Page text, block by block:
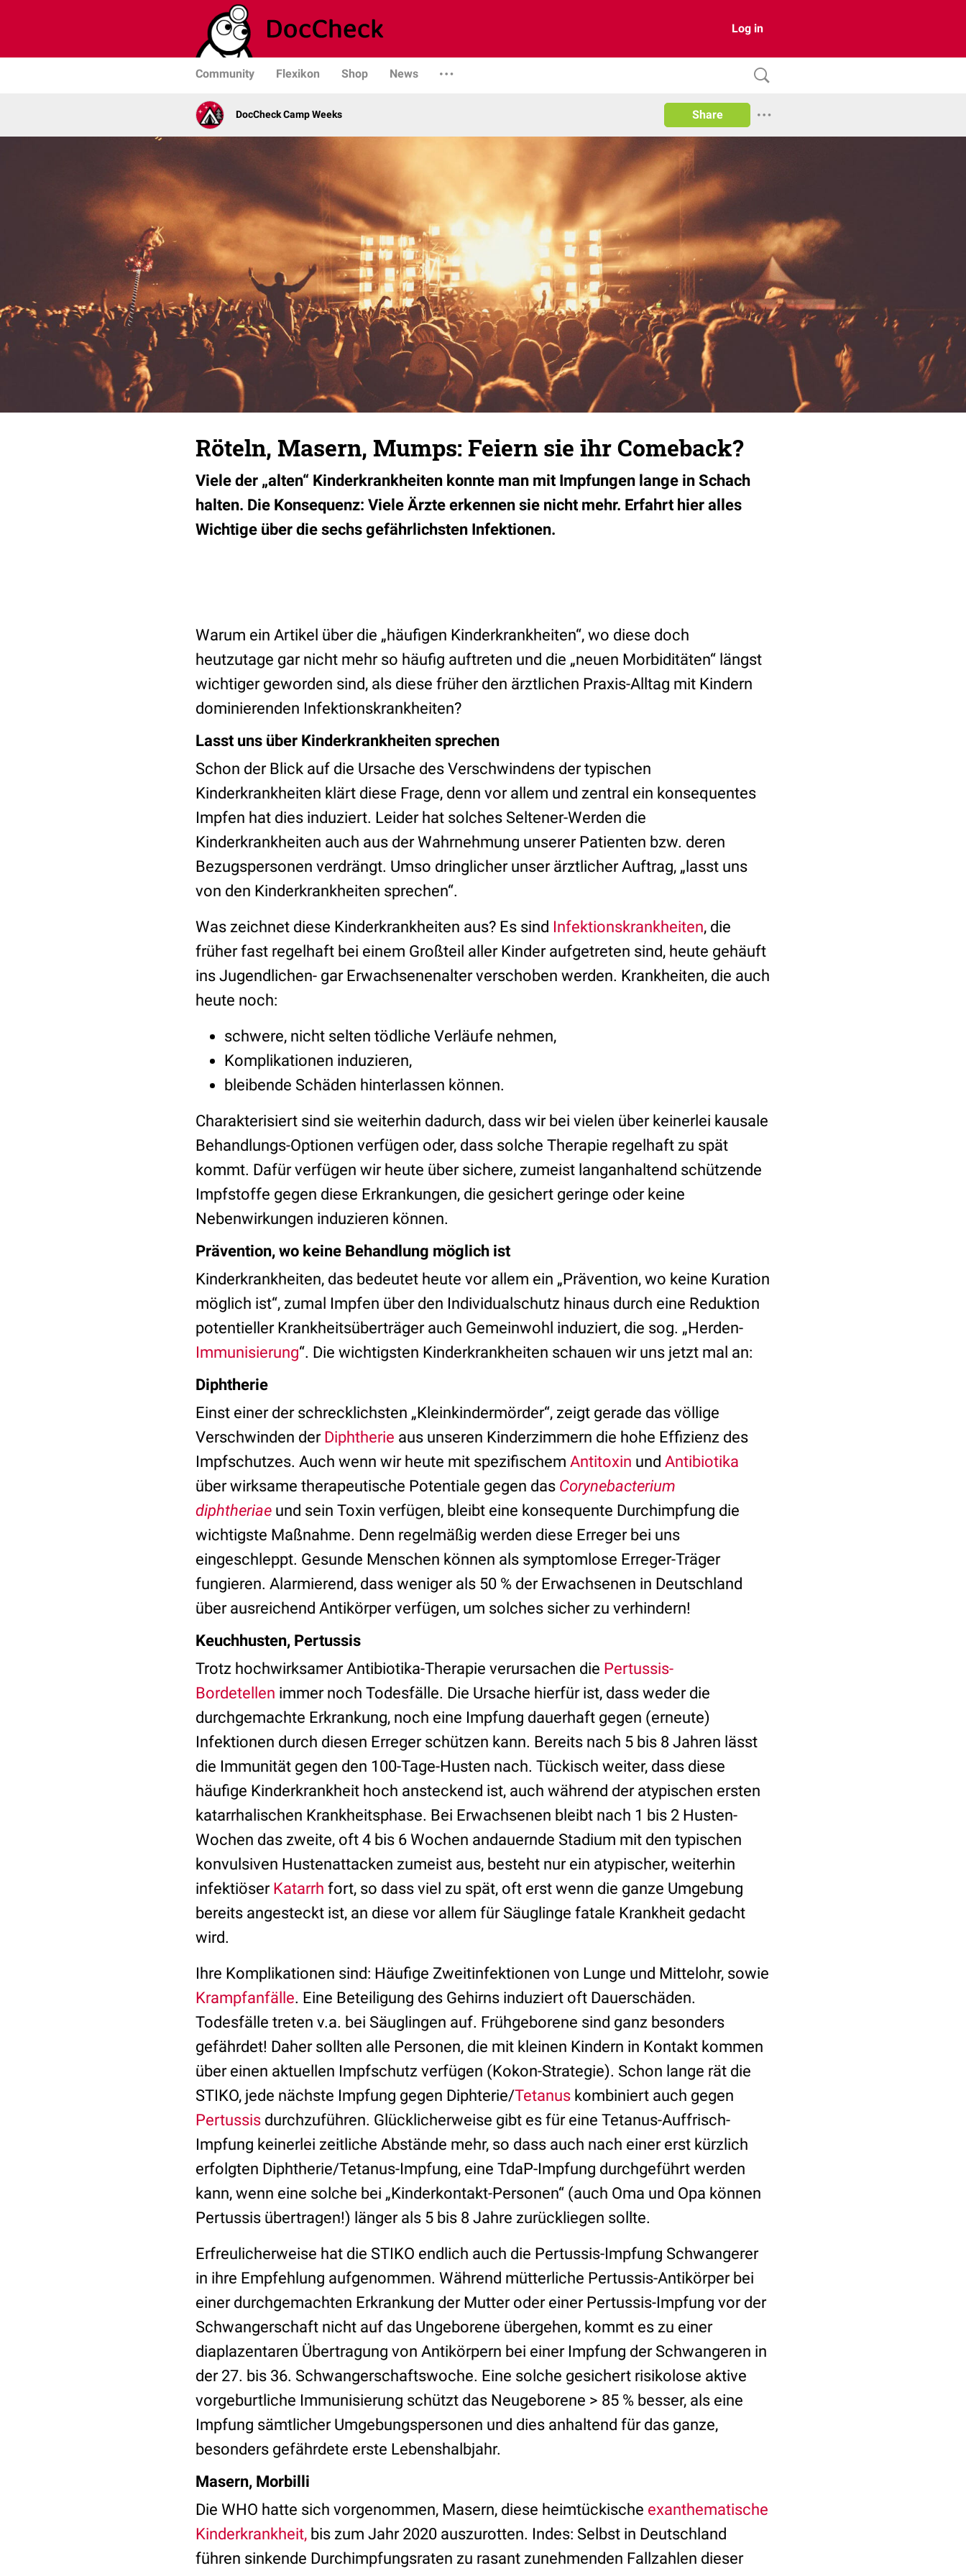
Log in
Community Flexikon Shop News
DocCheck Camp Weeks Share
Röteln, Masern, Mumps: Feiern sie ihr Comeback?
Viele der „alten“ Kinderkrankheiten konnte man mit Impfungen lange in Schach
halten. Die Konsequenz: Viele Ärzte erkennen sie nicht mehr. Erfahrt hier alles
Wichtige über die sechs gefährlichsten Infektionen.
Warum ein Artikel über die „häufigen Kinderkrankheiten“, wo diese doch
heutzutage gar nicht mehr so häufig auftreten und die „neuen Morbiditäten“ längst
wichtiger geworden sind, als diese früher den ärztlichen Praxis-Alltag mit Kindern
dominierenden Infektionskrankheiten?
Lasst uns über Kinderkrankheiten sprechen
Schon der Blick auf die Ursache des Verschwindens der typischen
Kinderkrankheiten klärt diese Frage, denn vor allem und zentral ein konsequentes
Impfen hat dies induziert. Leider hat solches Seltener-Werden die
Kinderkrankheiten auch aus der Wahrnehmung unserer Patienten bzw. deren
Bezugspersonen verdrängt. Umso dringlicher unser ärztlicher Auftrag, „lasst uns
von den Kinderkrankheiten sprechen“.
Was zeichnet diese Kinderkrankheiten aus? Es sind Infektionskrankheiten, die
früher fast regelhaft bei einem Großteil aller Kinder aufgetreten sind, heute gehäuft
ins Jugendlichen- gar Erwachsenenalter verschoben werden. Krankheiten, die auch
heute noch:
schwere, nicht selten tödliche Verläufe nehmen,
Komplikationen induzieren,
bleibende Schäden hinterlassen können.
Charakterisiert sind sie weiterhin dadurch, dass wir bei vielen über keinerlei kausale
Behandlungs-Optionen verfügen oder, dass solche Therapie regelhaft zu spät
kommt. Dafür verfügen wir heute über sichere, zumeist langanhaltend schützende
Impfstoffe gegen diese Erkrankungen, die gesichert geringe oder keine
Nebenwirkungen induzieren können.
Prävention, wo keine Behandlung möglich ist
Kinderkrankheiten, das bedeutet heute vor allem ein „Prävention, wo keine Kuration
möglich ist“, zumal Impfen über den Individualschutz hinaus durch eine Reduktion
potentieller Krankheitsüberträger auch Gemeinwohl induziert, die sog. „Herden-
Immunisierung“. Die wichtigsten Kinderkrankheiten schauen wir uns jetzt mal an:
Diphtherie
Einst einer der schrecklichsten „Kleinkindermörder“, zeigt gerade das völlige
Verschwinden der Diphtherie aus unseren Kinderzimmern die hohe Effizienz des
Impfschutzes. Auch wenn wir heute mit spezifischem Antitoxin und Antibiotika
über wirksame therapeutische Potentiale gegen das Corynebacterium
diphtheriae und sein Toxin verfügen, bleibt eine konsequente Durchimpfung die
wichtigste Maßnahme. Denn regelmäßig werden diese Erreger bei uns
eingeschleppt. Gesunde Menschen können als symptomlose Erreger-Träger
fungieren. Alarmierend, dass weniger als 50 % der Erwachsenen in Deutschland
über ausreichend Antikörper verfügen, um solches sicher zu verhindern!
Keuchhusten, Pertussis
Trotz hochwirksamer Antibiotika-Therapie verursachen die Pertussis-
Bordetellen immer noch Todesfälle. Die Ursache hierfür ist, dass weder die
durchgemachte Erkrankung, noch eine Impfung dauerhaft gegen (erneute)
Infektionen durch diesen Erreger schützen kann. Bereits nach 5 bis 8 Jahren lässt
die Immunität gegen den 100-Tage-Husten nach. Tückisch weiter, dass diese
häufige Kinderkrankheit hoch ansteckend ist, auch während der atypischen ersten
katarrhalischen Krankheitsphase. Bei Erwachsenen bleibt nach 1 bis 2 Husten-
Wochen das zweite, oft 4 bis 6 Wochen andauernde Stadium mit den typischen
konvulsiven Hustenattacken zumeist aus, besteht nur ein atypischer, weiterhin
infektiöser Katarrh fort, so dass viel zu spät, oft erst wenn die ganze Umgebung
bereits angesteckt ist, an diese vor allem für Säuglinge fatale Krankheit gedacht
wird.
Ihre Komplikationen sind: Häufige Zweitinfektionen von Lunge und Mittelohr, sowie
Krampfanfälle. Eine Beteiligung des Gehirns induziert oft Dauerschäden.
Todesfälle treten v.a. bei Säuglingen auf. Frühgeborene sind ganz besonders
gefährdet! Daher sollten alle Personen, die mit kleinen Kindern in Kontakt kommen
über einen aktuellen Impfschutz verfügen (Kokon-Strategie). Schon lange rät die
STIKO, jede nächste Impfung gegen Diphterie/Tetanus kombiniert auch gegen
Pertussis durchzuführen. Glücklicherweise gibt es für eine Tetanus-Auffrisch-
Impfung keinerlei zeitliche Abstände mehr, so dass auch nach einer erst kürzlich
erfolgten Diphtherie/Tetanus-Impfung, eine TdaP-Impfung durchgeführt werden
kann, wenn eine solche bei „Kinderkontakt-Personen“ (auch Oma und Opa können
Pertussis übertragen!) länger als 5 bis 8 Jahre zurückliegen sollte.
Erfreulicherweise hat die STIKO endlich auch die Pertussis-Impfung Schwangerer
in ihre Empfehlung aufgenommen. Während mütterliche Pertussis-Antikörper bei
einer durchgemachten Erkrankung der Mutter oder einer Pertussis-Impfung vor der
Schwangerschaft nicht auf das Ungeborene übergehen, kommt es zu einer
diaplazentaren Übertragung von Antikörpern bei einer Impfung der Schwangeren in
der 27. bis 36. Schwangerschaftswoche. Eine solche gesichert risikolose aktive
vorgeburtliche Immunisierung schützt das Neugeborene > 85 % besser, als eine
Impfung sämtlicher Umgebungspersonen und dies anhaltend für das ganze,
besonders gefährdete erste Lebenshalbjahr.
Masern, Morbilli
Die WHO hatte sich vorgenommen, Masern, diese heimtückische exanthematische
Kinderkrankheit, bis zum Jahr 2020 auszurotten. Indes: Selbst in Deutschland
führen sinkende Durchimpfungsraten zu rasant zunehmenden Fallzahlen dieser